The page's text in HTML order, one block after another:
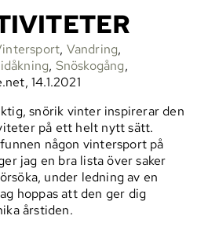
, Vandring,
, Snöskogång,
14.1.2021
snörik vinter inspirerar den
på ett helt nytt sätt.
någon vintersport på
jag en bra lista över saker
under ledning av en
hoppas att den ger dig
årstiden.